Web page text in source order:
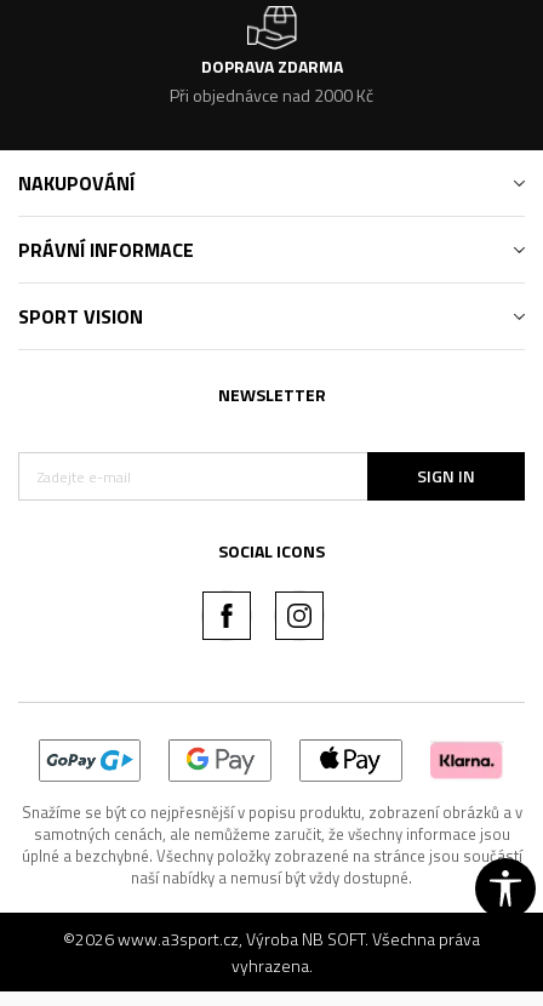
DOPRAVA ZDARMA
Při objednávce nad 2000 Kč
NAKUPOVÁNÍ
PRÁVNÍ INFORMACE
SPORT VISION
NEWSLETTER
SIGN IN
SOCIAL ICONS
Snažíme se být co nejpřesnější v popisu produktu, zobrazení obrázků a v
samotných cenách, ale nemůžeme zaručit, že všechny informace jsou
úplné a bezchybné. Všechny položky zobrazené na stránce jsou součástí
naší nabídky a nemusí být vždy dostupné.
©2026www.a3sport.cz, VýrobaNB SOFT. Všechna práva
vyhrazena.